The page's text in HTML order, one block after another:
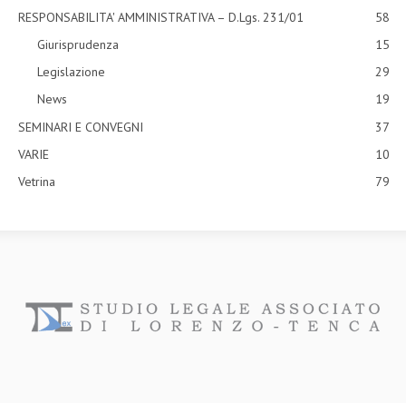
RESPONSABILITA' AMMINISTRATIVA – D.Lgs. 231/01
58
Giurisprudenza
15
Legislazione
29
News
19
SEMINARI E CONVEGNI
37
VARIE
10
Vetrina
79